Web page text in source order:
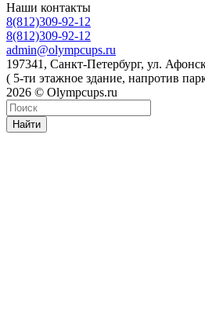
Наши контакты
8(812)309-92-12
8(812)309-92-12
admin@olympcups.ru
197341, Санкт-Петербург, ул.
( 5-ти этажное здание, напротив
2026 © Olympcups.ru
Найти